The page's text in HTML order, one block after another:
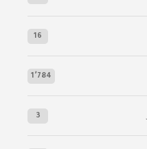
16
1٬784
3